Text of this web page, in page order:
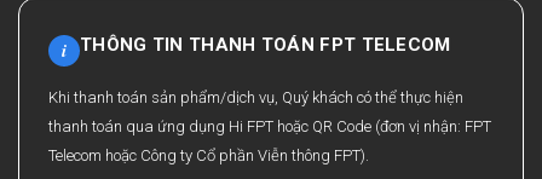
i THÔNG TIN THANH TOÁN FPT TELECOM
Khi thanh toán sản phẩm/dịch vụ, Quý khách có thể thực hiện
thanh toán qua ứng dụng Hi FPT hoặc QR Code (đơn vị nhận: FPT
Telecom hoặc Công ty Cổ phần Viễn thông FPT).